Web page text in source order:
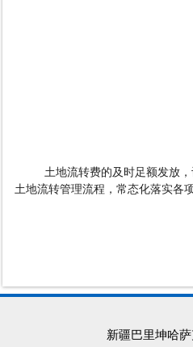
土地流转费的及时足额发放
土地流转管理流程，常态化落实各
新疆巴里坤哈